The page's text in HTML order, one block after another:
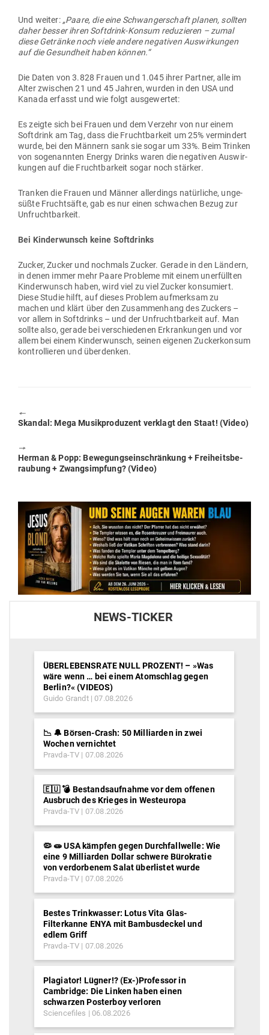
Und weiter: „Paare, die eine Schwan­ger­schaft planen, sollten
daher besser ihren Soft­drink-Konsum redu­zieren – zumal
diese Getränke noch viele andere nega­tiven Aus­wir­kungen
auf die Gesundheit haben können.“
Die Daten von 3.828 Frauen und 1.045 ihrer Partner, alle im
Alter zwi­schen 21 und 45 Jahren, wurden in den USA und
Kanada erfasst und wie folgt ausgewertet:
Es zeigte sich bei Frauen und dem Verzehr von nur einem
Soft­drink am Tag, dass die Frucht­barkeit um 25% ver­mindert
wurde, bei den Männern sank sie sogar um 33%. Beim Trinken
von soge­nannten Energy Drinks waren die nega­tiven Aus­wir­
kungen auf die Frucht­barkeit sogar noch stärker.
Tranken die Frauen und Männer aller­dings natür­liche, unge­
süßte Frucht­säfte, gab es nur einen schwachen Bezug zur
Unfruchtbarkeit.
Bei Kin­der­wunsch keine Softdrinks
Zucker, Zucker und nochmals Zucker. Gerade in den Ländern,
in denen immer mehr Paare Pro­bleme mit einem uner­füllten
Kin­der­wunsch haben, wird viel zu viel Zucker kon­su­miert.
Diese Studie hilft, auf dieses Problem auf­merksam zu
machen und klärt über den Zusam­menhang des Zuckers –
vor allem in Soft­drinks – und der Unfrucht­barkeit auf. Man
sollte also, gerade bei ver­schie­denen Erkran­kungen und vor
allem bei einem Kin­der­wunsch, seinen eigenen Zucker­konsum
kon­trol­lieren und überdenken.
🠔
Previous
Skandal: Mega Musik­pro­duzent ver­klagt den Staat! (Video)
🠖
Next
post:
Herman & Popp: Bewe­gungs­ein­schränkung + Frei­heits­be­
raubung + Zwangs­impfung? (Video)
NEWS-TICKER
ÜBERLEBENSRATE NULL PROZENT! – »Was
wäre wenn … bei einem Atomschlag gegen
Berlin?« (VIDEOS)
Guido Grandt 07.08.2026
📉 🔔 Börsen-Crash: 50 Milliarden in zwei
Wochen vernichtet
Pravda-TV 07.08.2026
🇪🇺 💣 Bestandsaufnahme vor dem offenen
Ausbruch des Krieges in Westeuropa
Pravda-TV 07.08.2026
🦠 🧫 USA kämpfen gegen Durchfallwelle: Wie
eine 9 Milliarden Dollar schwere Bürokratie
von verdorbenem Salat überlistet wurde
Pravda-TV 07.08.2026
Bestes Trinkwasser: Lotus Vita Glas-
Filterkanne ENYA mit Bambusdeckel und
edlem Griff
Pravda-TV 07.08.2026
Plagiator! Lügner!? (Ex-)Professor in
Cambridge: Die Linken haben einen
schwarzen Posterboy verloren
Sciencefiles 06.08.2026